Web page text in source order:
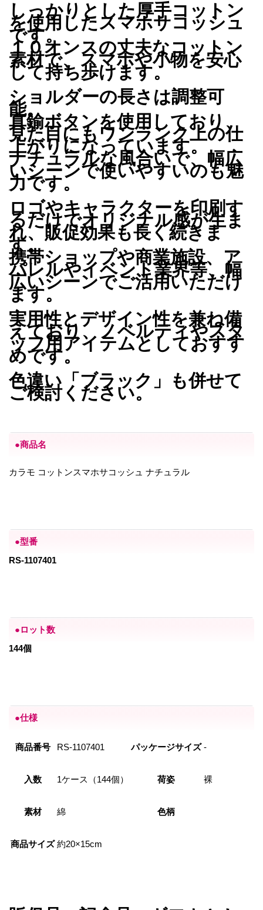
しっかりとした厚手コットン
を使用したスマホサコッシュ
です。
１０オンスの丈夫なコットン
素材で、スマホや小物を安心
して持ち歩けます。
ショルダーの長さは調整可
能。
真鍮ボタンを使用しており、
見た目にもワンランク上の仕
上がりになっています。
ナチュラルな風合いで、幅広
いシーンで使いやすいのも魅
力です。
ロゴやキャラクターを印刷す
るだけでオリジナル感が生ま
れ、販促効果も長く続きま
す。
携帯ショップや商業施設、ア
パレルやイベント業界等、幅
広いシーンでご活用いただけ
ます。
実用性とデザイン性を兼ね備
えており、ノベルティやスタ
ッフ用アイテムとしておすす
めです。
色違い「ブラック」も併せて
ご検討ください。
●商品名
カラモ コットンスマホサコッシュ ナチュラル
●型番
RS-1107401
●ロット数
144個
●仕様
商品番号 RS-1107401 パッケージサイズ -
入数 1ケース（144個） 荷姿 裸
素材 綿 色柄
商品サイズ 約20×15cm